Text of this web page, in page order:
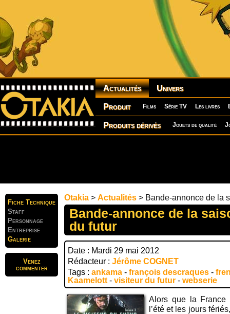
Actualités Univers
Produit Films Série TV Les livres
Produits dérivés Jouets de qualité
Fiche Technique
Staff
Personnage
Entreprise
Galerie
Venez
commenter
Otakia > Actualités > Bande-annonce de la
Bande-annonce de la
du futur
Date : Mardi 29 mai 2012
Rédacteur : Jérôme COGNET
Tags : ankama - françois descraques -
Kaamelott - visiteur du futur - webserie
Alors que la France
l’été et les jours